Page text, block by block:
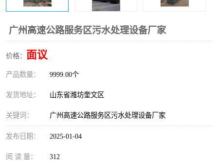
广州高速公路服务区污水处理设备厂家
价格： 面议
产品数量： 9999.00个
发货地址： 山东省潍坊奎文区
关键词： 广州高速公路服务区污水处理设备厂家
发布日期： 2025-01-04
阅 读 量： 312